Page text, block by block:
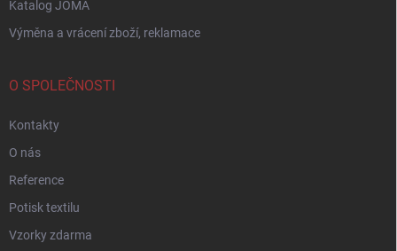
Katalog JOMA
Výměna a vrácení zboží, reklamace
O SPOLEČNOSTI
Kontakty
O nás
Reference
Potisk textilu
Vzorky zdarma